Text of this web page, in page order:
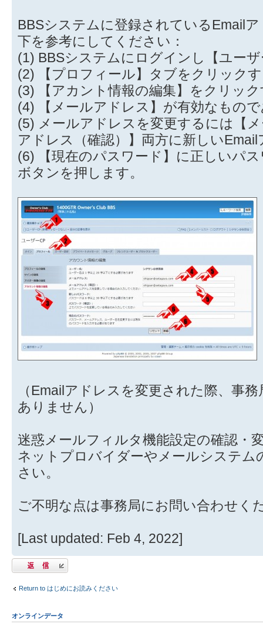
BBSシステムに登録されているEmail
下を参考にしてください：
(1) BBSシステムにログインし【ユー
(2) 【プロフィール】タブをクリック
(3) 【アカント情報の編集】をクリッ
(4) 【メールアドレス】が有効なもの
(5) メールアドレスを変更するには【
アドレス（確認）】両方に新しい
(6) 【現在のパスワード】に正しいパ
ボタンを押します。
（Emailアドレスを変更された際、事
ありません）
迷惑メールフィルタ機能設定の確認・
ネットプロバイダーやメールシステム
さい。
ご不明な点は事務局にお問い合わせく
[Last updated: Feb 4, 2022]
返信する
Return to はじめにお読みください
オンラインデータ